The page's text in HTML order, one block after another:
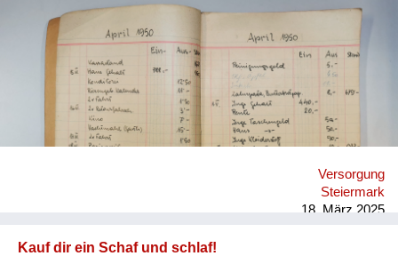
Versorgung
Steiermark
18. März 2025
Kauf dir ein Schaf und schlaf!